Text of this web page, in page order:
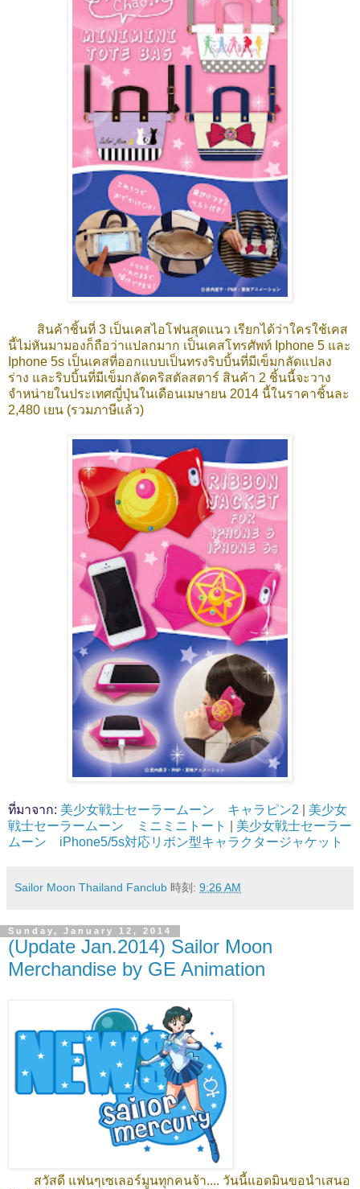
สินค้าชิ้นที่ 3 เป็นเคสไอโฟนสุดแนว เรียกได้ว่าใครใช้เคส
นี้ไม่หันมามองก็ถือว่าแปลกมาก เป็นเคสโทรศัพท์ Iphone 5 และ
Iphone 5s เป็นเคสที่ออกแบบเป็นทรงริบบิ้นที่มีเข็มกลัดแปลง
ร่าง และริบบิ้นที่มีเข็มกลัดคริสตัลสตาร์ สินค้า 2 ชิ้นนี้จะวาง
จำหน่ายในประเทศญี่ปุ่นในเดือนเมษายน 2014 นี้ในราคาชิ้นละ
2,480 เยน (รวมภาษีแล้ว)
ที่มาจาก: 美少女戦士セーラームーン キャラピン2
美少女
戦士セーラームーン ミニミニトート
美少女戦士セーラー
ムーン iPhone5/5s対応リボン型キャラクタージャケット
Sailor Moon Thailand Fanclub 時刻: 9:26 AM
Sunday, January 12, 2014
(Update Jan.2014) Sailor Moon
Merchandise by GE Animation
สวัสดี แฟนๆเซเลอร์มูนทุกคนจ้า.... วันนี้แอดมินขอนำเสนอ